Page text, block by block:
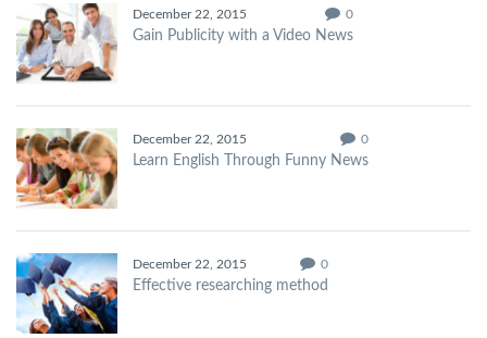
December 22, 2015 0
Gain Publicity with a Video News
December 22, 2015 0
Learn English Through Funny News
December 22, 2015 0
Effective researching method